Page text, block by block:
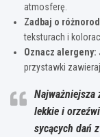
atmosferę.
Zadbaj o
teksturach i
Oznacz alergeny:
przystawki
Najważniejsza
lekkie i
sycących dań